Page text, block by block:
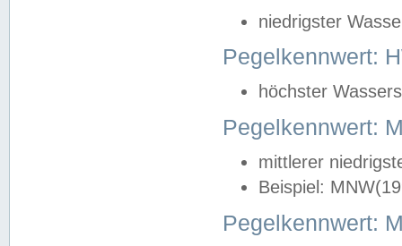
niedrigster
Pegelkennwert:
höchster
Pegelkennwert:
mittlerer
Beispiel:
Pegelkennwert: